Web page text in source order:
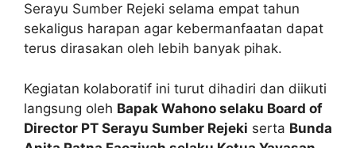
Serayu Sumber Rejeki selama empat tahun
sekaligus harapan agar kebermanfaatan dapat
terus dirasakan oleh lebih banyak pihak.
Kegiatan kolaboratif ini turut dihadiri dan diikuti
langsung oleh Bapak Wahono selaku Board of
Director PT Serayu Sumber Rejeki serta Bunda